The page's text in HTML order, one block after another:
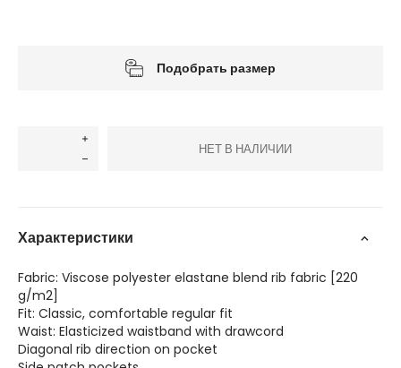
Подобрать размер
НЕТ В НАЛИЧИИ
Характеристики
Fabric: Viscose polyester elastane blend rib fabric [220
g/m2]
Fit: Classic, comfortable regular fit
Waist: Elasticized waistband with drawcord
Diagonal rib direction on pocket